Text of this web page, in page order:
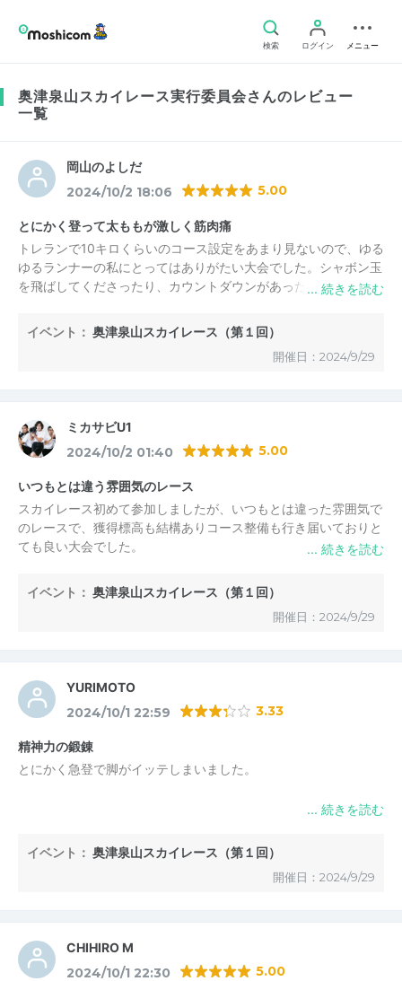
検索 ログイン メニュー
奥津泉山スカイレース実行委員会さんのレビュー
一覧
岡山のよしだ
2024/10/2 18:06 5.00
とにかく登って太ももが激しく筋肉痛
トレランで10キロくらいのコース設定をあまり見ないので、ゆる
ゆるランナーの私にとってはありがたい大会でした。シャボン玉
を飛ばしてくださったり、カウントダウンがあったり、ワクワク
が！
ももだけが酷い筋肉痛になり、3日たった水曜日の今日も太もも
が痛く階段の上り下りが辛いです。2時間半くらいでゴールでき
ました。ゼッケン番号と名前を呼んでもらいながらゴールテープ
で、嬉しくもありました。うどんは少し待ちました。美味しくい
ただきましたが、大会でよく見る大鍋で豚汁とか、そういう方法
でもいいのではと思いました。
ングやミドルなら違うのかもしれません。自分は今後もショート
イベント： 奥津泉山スカイレース（第１回）
開催日：2024/9/29
ミカサビU1
2024/10/2 01:40 5.00
いつもとは違う雰囲気のレース
スカイレース初めて参加しましたが、いつもとは違った雰囲気で
のレースで、獲得標高も結構ありコース整備も行き届いておりと
ても良い大会でした。
イベント： 奥津泉山スカイレース（第１回）
開催日：2024/9/29
YURIMOTO
2024/10/1 22:59 3.33
精神力の鍛錬
とにかく急登で脚がイッテしまいました。
イベント： 奥津泉山スカイレース（第１回）
開催日：2024/9/29
CHIHIRO M
2024/10/1 22:30 5.00